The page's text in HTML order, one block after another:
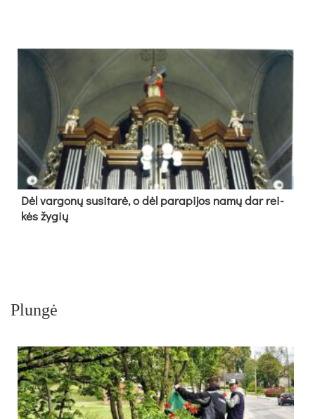
Dėl var­go­nų su­si­ta­rė, o dėl pa­ra­pi­jos na­mų dar rei­
kės žy­gių
Plungė